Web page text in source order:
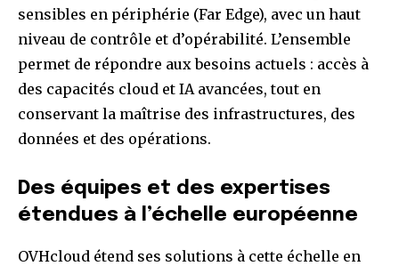
sensibles en périphérie (Far Edge), avec un haut
niveau de contrôle et d’opérabilité. L’ensemble
permet de répondre aux besoins actuels : accès à
des capacités cloud et IA avancées, tout en
conservant la maîtrise des infrastructures, des
données et des opérations.
Des équipes et des expertises
étendues à l’échelle européenne
OVHcloud étend ses solutions à cette échelle en